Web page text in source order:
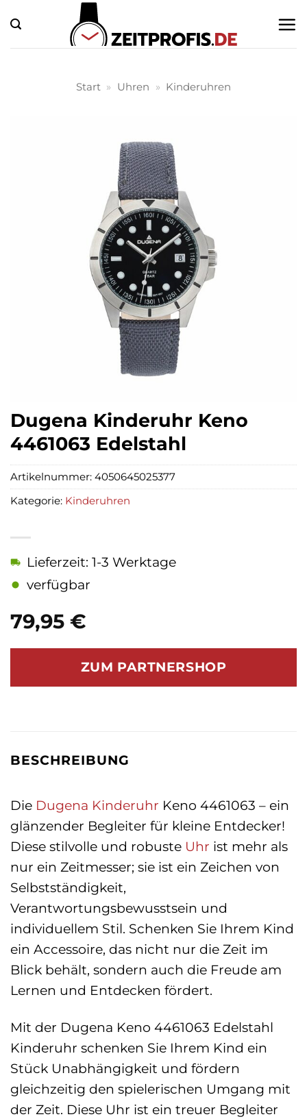
Inhalt
springen
Start » Uhren » Kinderuhren
Dugena Kinderuhr Keno
4461063 Edelstahl
79,95 €
Lieferzeit: 1-3 Werktage
verfügbar
ZUM PARTNERSHOP
Artikelnummer: 4050645025377
Kategorie: Kinderuhren
BESCHREIBUNG
Die Dugena Kinderuhr Keno 4461063 – ein
glänzender Begleiter für kleine Entdecker!
Diese stilvolle und robuste Uhr ist mehr als
nur ein Zeitmesser; sie ist ein Zeichen von
Selbstständigkeit,
Verantwortungsbewusstsein und
individuellem Stil. Schenken Sie Ihrem Kind
ein Accessoire, das nicht nur die Zeit im
Blick behält, sondern auch die Freude am
Lernen und Entdecken fördert.
Mit der Dugena Keno 4461063 Edelstahl
Kinderuhr schenken Sie Ihrem Kind ein
Stück Unabhängigkeit und fördern
gleichzeitig den spielerischen Umgang mit
der Zeit. Diese Uhr ist ein treuer Begleiter